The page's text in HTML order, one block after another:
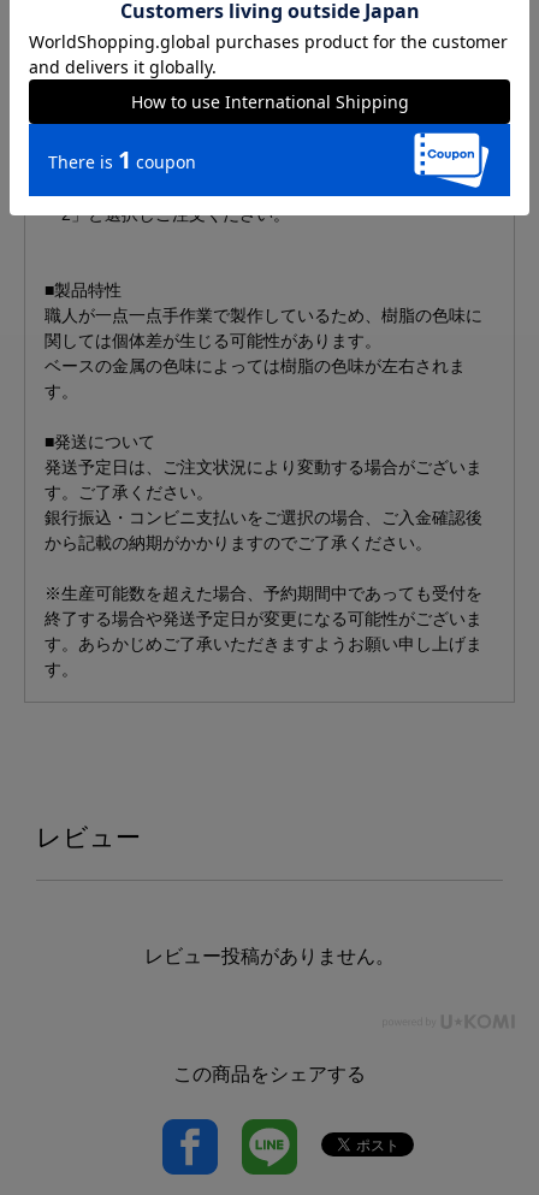
＜選べるキャラクター＞
牛島若利
※【片耳】販売の商品です。両耳分ご希望の方は、 数量を
「2」と選択しご注文ください。
■製品特性
職人が一点一点手作業で製作しているため、樹脂の色味に
関しては個体差が生じる可能性があります。
ベースの金属の色味によっては樹脂の色味が左右されま
す。
■発送について
発送予定日は、ご注文状況により変動する場合がございま
す。ご了承ください。
銀行振込・コンビニ支払いをご選択の場合、ご入金確認後
から記載の納期がかかりますのでご了承ください。
※生産可能数を超えた場合、予約期間中であっても受付を
終了する場合や発送予定日が変更になる可能性がございま
す。あらかじめご了承いただきますようお願い申し上げま
す。
レビュー
レビュー投稿がありません。
この商品をシェアする